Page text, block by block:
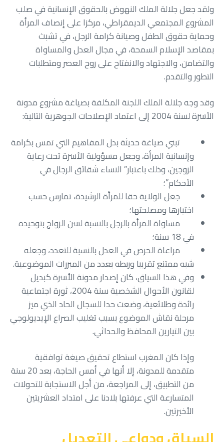
ولقد جعل جلالة الملك النهوض بالحقوق الإنسانية في صلب
المشروع المجتمعي الديمقراطي، مركزا على إنصاف المرأة
وحماية حقوق الطفل وصيانة كرامة الرجل، في تشبث
بمقاصد الإسلام السمحة، في مجال العدل والمساواة
والتضامن، والاجتهاد والانفتاح على روح العصر ومتطلبات
التطور والتقدم.
وقد وجه جلالة الملك اللجنة المكلفة بصياغة مشروع مدونة
الأسرة لسنة 2004 إلى اعتماد الإصلاحات الجوهرية التالية:
تبني صياغة حديثة بدل المفاهيم التي تمس بكرامة
وإنسانية المرأة، وجعل مسؤولية الأسرة تحت رعاية
الزوجين، وذلك باعتبار” النساء شقائق الرجال في
الأحكام”؛
جعل الولاية حقا للمرأة الرشيدة، تمارس حسب
اختيارها ومصلحتها؛
مساواة المرأة بالرجل بالنسبة لسن الزواج بتوحيده
في 18 سنة؛
مراعاة الحرص في العدل بالنسبة للتعدد، وجعله
شبه ممتنع تقريبا وربطه بعدد من المبررات الموضوعية.
وفي هذا السياق، كان إصدار مدونة الأسرة كبديل
لقانون الأحوال الشخصية سنة 2004، ثورة اجتماعية
رائدة وطلائعية، وضعت حدا للسجال الحاد الذي ميز
مرحلة نقاش الموضوع بسبب تغليب الصراع الإيديولوجي
بين التيارين المحافظ والحداثي.
وإذا كان المغرب استطاع تحقيق صيغة توافقية
متقدمة للمدونة، إلا أنها في أمس الحاجة، بعد 20 سنة
من التطبيق، إلى المراجعة، من أجل الاستجابة للتحولات
المتسارعة التي عرفتها بلادنا على امتداد العشريتين
الأخيرتين.